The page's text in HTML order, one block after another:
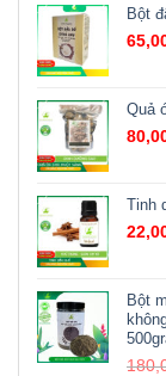
sao
Bột
Quả
Tinh
Bột